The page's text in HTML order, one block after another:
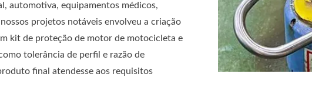
automotiva, equipamentos médicos,
projetos notáveis envolveu a criação
kit de proteção de motor de motocicleta e
tolerância de perfil e razão de
final atendesse aos requisitos